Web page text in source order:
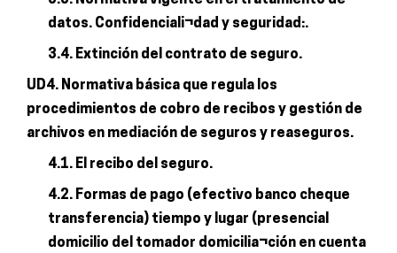
datos. Confidenciali¬dad y seguridad:.
3.4. Extinción del contrato de seguro.
UD4. Normativa básica que regula los
procedimientos de cobro de recibos y gestión de
archivos en mediación de seguros y reaseguros.
4.1. El recibo del seguro.
4.2. Formas de pago (efectivo banco cheque
transferencia) tiempo y lugar (presencial
domicilio del tomador domicilia¬ción en cuenta